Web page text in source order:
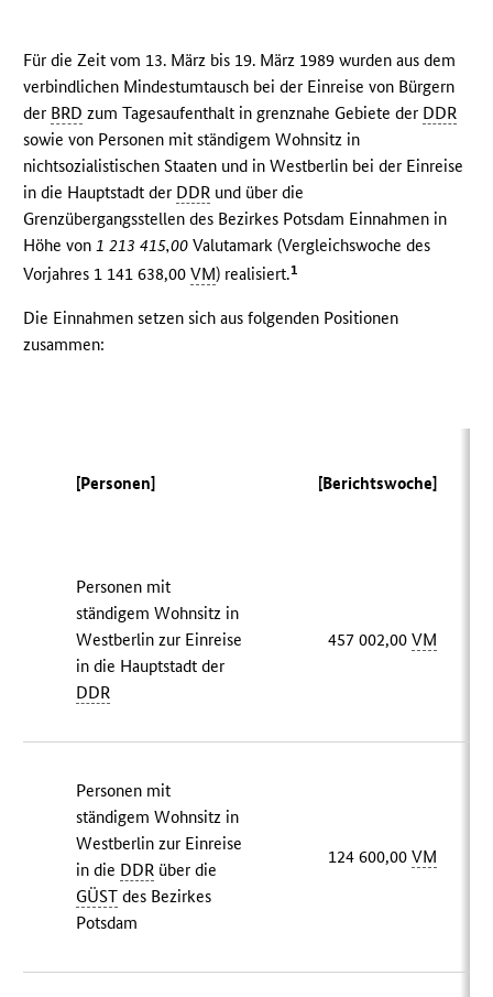
Für die Zeit vom 13. März bis 19. März 1989 wurden aus dem
verbindlichen Mindestumtausch bei der Einreise von Bürgern
der BRD zum Tagesaufenthalt in grenznahe Gebiete der DDR
sowie von Personen mit ständigem Wohnsitz in
nichtsozialistischen Staaten und in Westberlin bei der Einreise
in die Hauptstadt der DDR und über die
Grenzübergangsstellen des Bezirkes Potsdam Einnahmen in
Höhe von1 213 415,00 Valutamark (Vergleichswoche des
Vorjahres 1 141 638,00VM) realisiert.1
Die Einnahmen setzen sich aus folgenden Positionen
zusammen:
[Personen] [Berichtswoche]
Personen mit
ständigem Wohnsitz in
Westberlin zur Einreise
in die Hauptstadt der
DDR
457 002,00VM
Personen mit
ständigem Wohnsitz in
Westberlin zur Einreise
in die DDR über die
GÜST des Bezirkes
Potsdam
124 600,00VM